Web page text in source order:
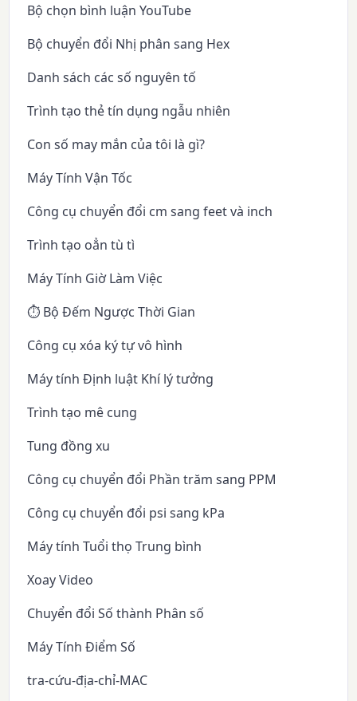
Bộ chọn bình luận YouTube
Bộ chuyển đổi Nhị phân sang Hex
Danh sách các số nguyên tố
Trình tạo thẻ tín dụng ngẫu nhiên
Con số may mắn của tôi là gì?
Máy Tính Vận Tốc
Công cụ chuyển đổi cm sang feet và inch
Trình tạo oẳn tù tì
Máy Tính Giờ Làm Việc
⏱️ Bộ Đếm Ngược Thời Gian
Công cụ xóa ký tự vô hình
Máy tính Định luật Khí lý tưởng
Trình tạo mê cung
Tung đồng xu
Công cụ chuyển đổi Phần trăm sang PPM
Công cụ chuyển đổi psi sang kPa
Máy tính Tuổi thọ Trung bình
Xoay Video
Chuyển đổi Số thành Phân số
Máy Tính Điểm Số
tra-cứu-địa-chỉ-MAC